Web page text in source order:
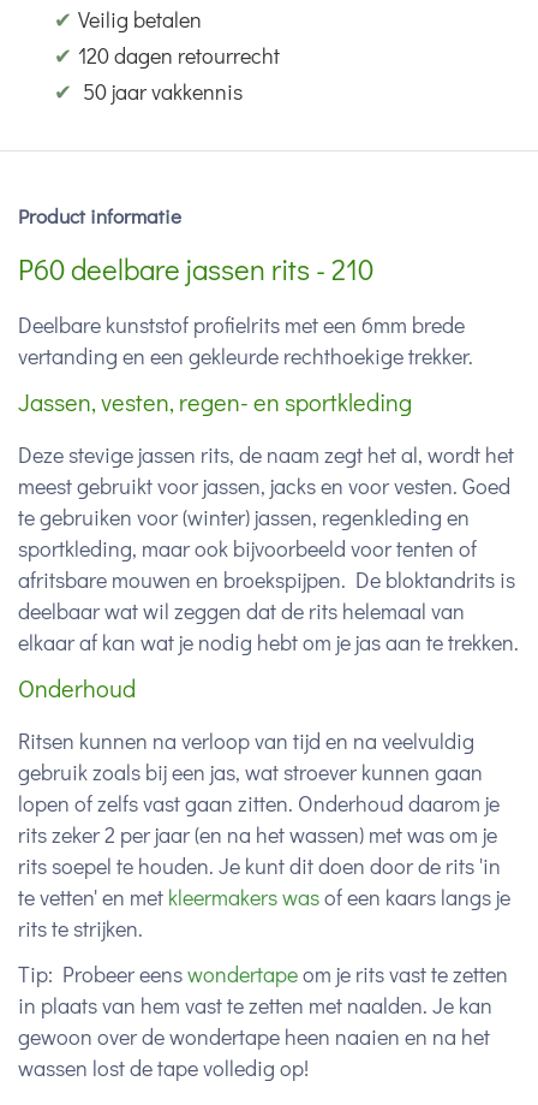
✔ Veilig betalen
✔ 120 dagen retourrecht
✔ 50 jaar vakkennis
Product informatie
P60 deelbare jassen rits - 210
Deelbare kunststof profielrits met een 6mm brede
vertanding en een gekleurde rechthoekige trekker.
Jassen, vesten, regen- en sportkleding
Deze stevige jassen rits, de naam zegt het al, wordt het
meest gebruikt voor jassen, jacks en voor vesten. Goed
te gebruiken voor (winter) jassen, regenkleding en
sportkleding, maar ook bijvoorbeeld voor tenten of
afritsbare mouwen en broekspijpen. De bloktandrits is
deelbaar wat wil zeggen dat de rits helemaal van
elkaar af kan wat je nodig hebt om je jas aan te trekken.
Onderhoud
Ritsen kunnen na verloop van tijd en na veelvuldig
gebruik zoals bij een jas, wat stroever kunnen gaan
lopen of zelfs vast gaan zitten. Onderhoud daarom je
rits zeker 2 per jaar (en na het wassen) met was om je
rits soepel te houden. Je kunt dit doen door de rits 'in
te vetten' en met kleermakers wasof een kaars langs je
rits te strijken.
Tip: Probeer eenswondertapeom je rits vast te zetten
in plaats van hem vast te zetten met naalden. Je kan
gewoon over de wondertape heen naaien en na het
wassen lost de tape volledig op!